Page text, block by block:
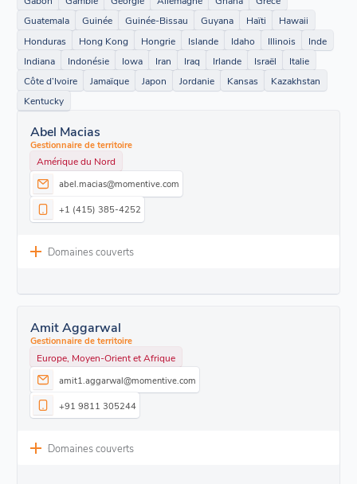
Guatemala
Guinée Guinée-Bissau Guyana Haïti
Hawaii
Honduras
Hong Kong Hongrie Islande Idaho Illinois
Inde
Indiana
Indonésie Iowa Iran Iraq Irlande Israël
Italie
Côte d’Ivoire
Jamaïque Japon Jordanie Kansas
Kazakhstan
Kentucky
Abel Macias
Gestionnaire de territoire
Amérique du Nord
abel.macias@momentive.com
+1 (415) 385-4252
Domaines couverts
Amit Aggarwal
Gestionnaire de territoire
Europe, Moyen-Orient et Afrique
amit1.aggarwal@momentive.com
+91 9811 305244
Domaines couverts